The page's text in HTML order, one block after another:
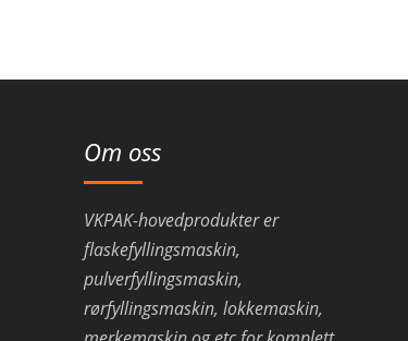
Om oss
VKPAK-hovedprodukter er
flaskefyllingsmaskin,
pulverfyllingsmaskin,
rørfyllingsmaskin, lokkemaskin,